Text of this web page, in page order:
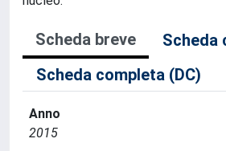
Scheda breve
Scheda
Scheda completa (DC)
Anno
2015